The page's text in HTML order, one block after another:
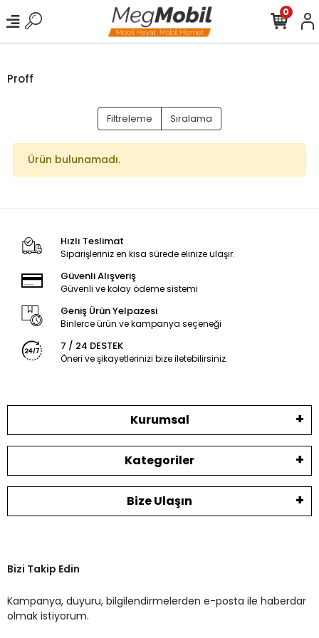
0
Proff
Filtreleme Sıralama
Ürün bulunamadı.
Hızlı Teslimat
Siparişleriniz en kısa sürede elinize ulaşır.
Güvenli Alışveriş
Güvenli ve kolay ödeme sistemi
Geniş Ürün Yelpazesi
Binlerce ürün ve kampanya seçeneği
7 / 24 DESTEK
Öneri ve şikayetlerinizi bize iletebilirsiniz.
Kurumsal
Kategoriler
Bize Ulaşın
Bizi Takip Edin
Kampanya, duyuru, bilgilendirmelerden e-posta ile haberdar
olmak istiyorum.